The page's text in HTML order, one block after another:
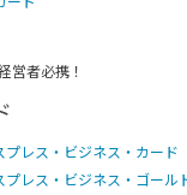
営者必携！
プレス・ビジネス・カード
プレス・ビジネス・ゴール